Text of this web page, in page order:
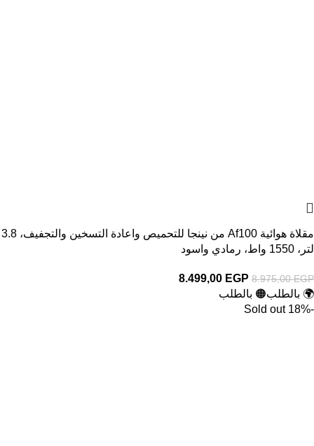
مقلاة هوائية Af100 من نينجا للتحميص واعادة التسخين والتجفيف، 3.8
لتر، 1550 واط، رمادي واسود
8.975,00EGP
8.499,00 EGP
🌍 بالطلب🟠 بالطلب
-18%
Sold out